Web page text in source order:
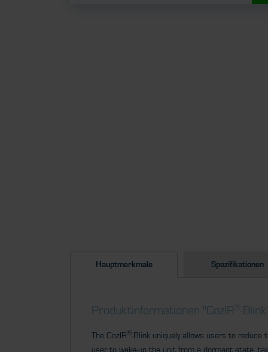
Hauptmerkmale Spezifikationen
Produktinformationen "CozIR ® -
The CozIR®-Blink uniquely allows users to reduce